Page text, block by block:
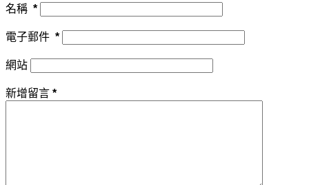
名稱 *
電子郵件 *
網站
新增留言 *